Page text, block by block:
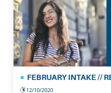
FEBRUARY INTAKE //
12/10/2020